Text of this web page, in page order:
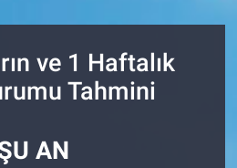
ve 1 Haftalık
Tahmini
AN
ve Fikstür